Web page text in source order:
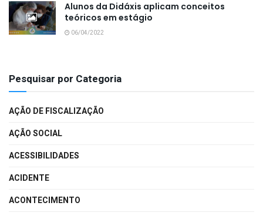
Alunos da Didáxis aplicam conceitos
teóricos em estágio
06/04/2022
Pesquisar por Categoria
AÇÃO DE FISCALIZAÇÃO
AÇÃO SOCIAL
ACESSIBILIDADES
ACIDENTE
ACONTECIMENTO